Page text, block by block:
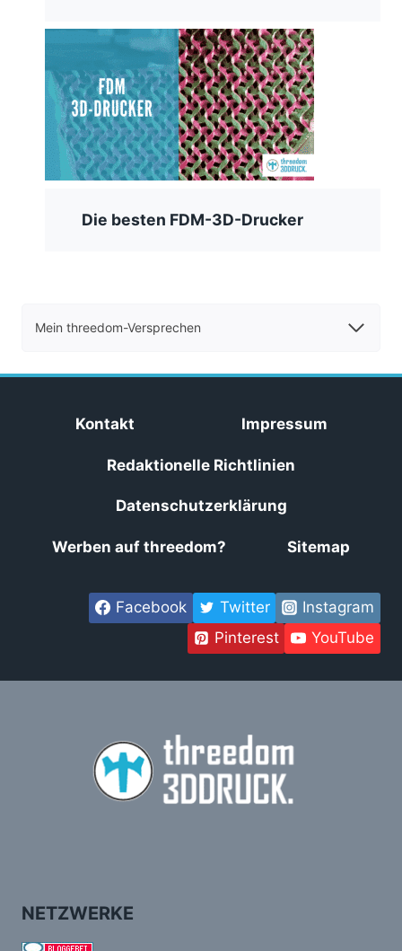
Die besten FDM-3D-Drucker
Mein threedom-Versprechen
Kontakt Impressum
Redaktionelle Richtlinien
Datenschutzerklärung
Werben auf threedom? Sitemap
Facebook Twitter
Instagram
Pinterest
YouTube
NETZWERKE